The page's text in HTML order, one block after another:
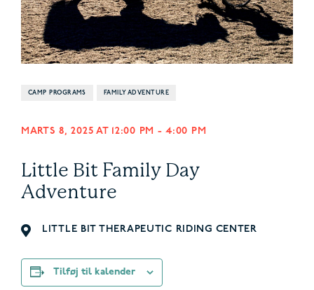
CAMP PROGRAMS FAMILY ADVENTURE
MARTS 8, 2025 AT 12:00 PM -4:00 PM
Little Bit Family Day
Adventure
LITTLE BIT THERAPEUTIC RIDING CENTER
Tilføj til kalender